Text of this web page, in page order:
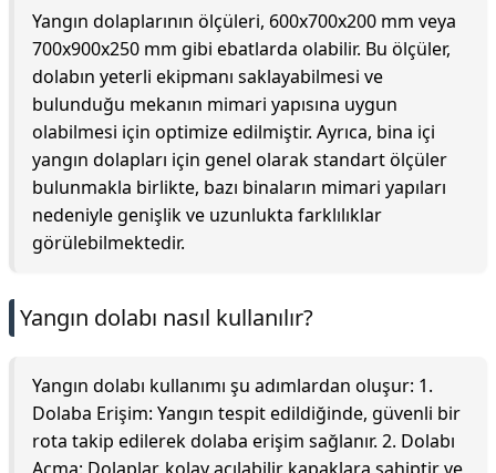
Yangın dolaplarının ölçüleri, 600x700x200 mm veya
700x900x250 mm gibi ebatlarda olabilir. Bu ölçüler,
dolabın yeterli ekipmanı saklayabilmesi ve
bulunduğu mekanın mimari yapısına uygun
olabilmesi için optimize edilmiştir. Ayrıca, bina içi
yangın dolapları için genel olarak standart ölçüler
bulunmakla birlikte, bazı binaların mimari yapıları
nedeniyle genişlik ve uzunlukta farklılıklar
görülebilmektedir.
Yangın dolabı nasıl kullanılır?
Yangın dolabı kullanımı şu adımlardan oluşur: 1.
Dolaba Erişim: Yangın tespit edildiğinde, güvenli bir
rota takip edilerek dolaba erişim sağlanır. 2. Dolabı